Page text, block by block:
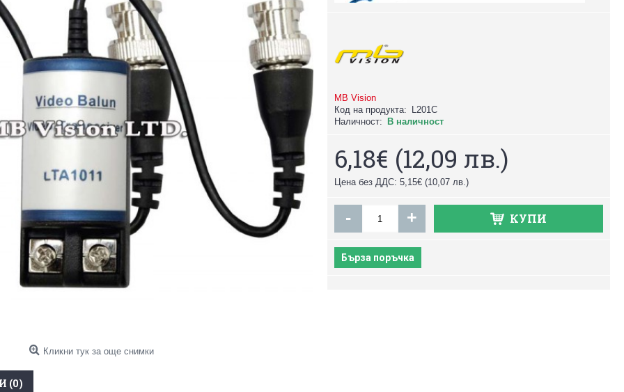
Кликни тук за още снимки
MB Vision
Код на продукта:
L201C
Наличност:
В наличност
6,18€ (12,09 лв.)
Цена без ДДС: 5,15€ (10,07 лв.)
- + КУПИ
Бърза поръчка
(0)